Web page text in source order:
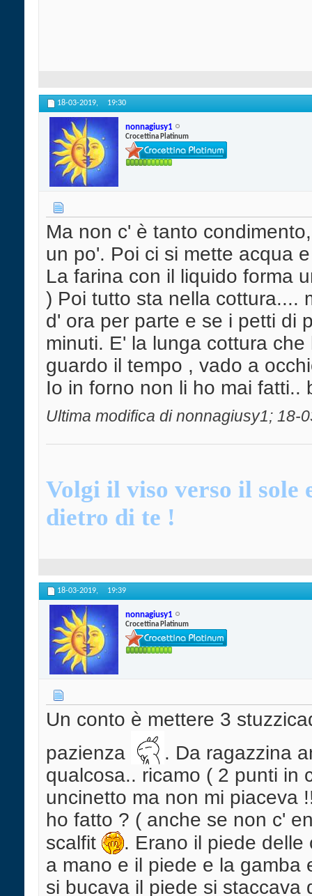
18-03-2019, 19:30
nonnagiusy1
Crocettina Platinum
Ma non c' è tanto
un po'. Poi ci si mette acqua
La farina con il liquido forma
) Poi tutto sta nella cottura....
d' ora per parte e se i petti di
minuti. E' la lunga cottura
guardo il tempo , vado a
Io in forno non li ho mai fatti..
Ultima modifica di nonnagiusy1; 18-
Volgi il viso verso il sole
dietro di te !
18-03-2019, 19:39
nonnagiusy1
Crocettina Platinum
Un conto è mettere 3
pazienza
. Da ragazzina
qualcosa.. ricamo ( 2 punti in
uncinetto ma non mi piaceva
ho fatto ? ( anche se non c'
scalfit
. Erano il piede
a mano e il piede e la gamba
si bucava il piede si